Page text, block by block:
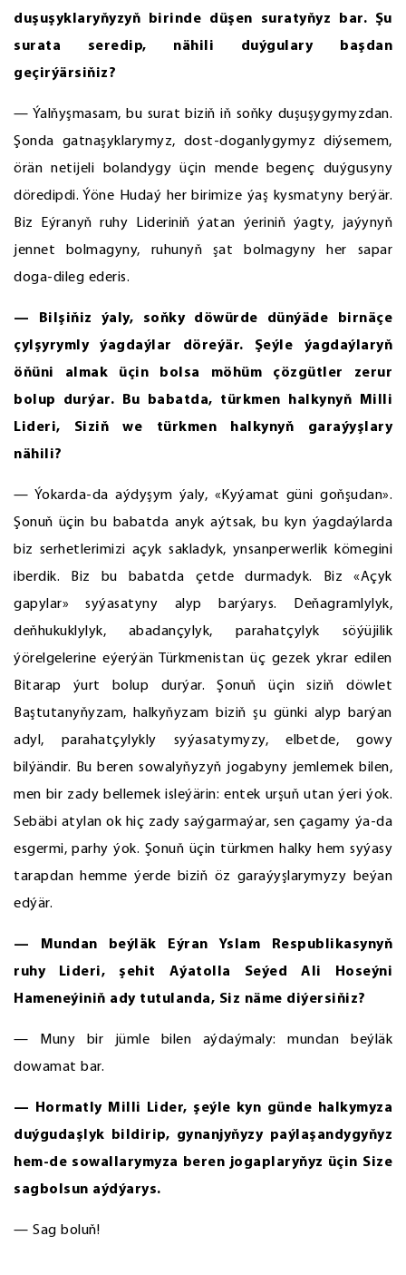
duşuşyklaryňyzyň birinde düşen suratyňyz bar. Şu
surata seredip, nähili duýgulary başdan
geçirýärsiňiz?
— Ýalňyşmasam, bu surat biziň iň soňky duşuşygymyzdan.
Şonda gatnaşyklarymyz, dost-doganlygymyz diýsemem,
örän netijeli bolandygy üçin mende begenç duýgusyny
döredipdi. Ýöne Hudaý her birimize ýaş kysmatyny berýär.
Biz Eýranyň ruhy Lideriniň ýatan ýeriniň ýagty, jaýynyň
jennet bolmagyny, ruhunyň şat bolmagyny her sapar
doga-dileg ederis.
— Bilşiňiz ýaly, soňky döwürde dünýäde birnäçe
çylşyrymly ýagdaýlar döreýär. Şeýle ýagdaýlaryň
öňüni almak üçin bolsa möhüm çözgütler zerur
bolup durýar. Bu babatda, türkmen halkynyň Milli
Lideri, Siziň we türkmen halkynyň garaýyşlary
nähili?
— Ýokarda-da aýdyşym ýaly, «Kyýamat güni goňşudan».
Şonuň üçin bu babatda anyk aýtsak, bu kyn ýagdaýlarda
biz serhetlerimizi açyk sakladyk, ynsanperwerlik kömegini
iberdik. Biz bu babatda çetde durmadyk. Biz «Açyk
gapylar» syýasatyny alyp barýarys. Deňagramlylyk,
deňhukuklylyk, abadançylyk, parahatçylyk söýüjilik
ýörelgelerine eýerýän Türkmenistan üç gezek ykrar edilen
Bitarap ýurt bolup durýar. Şonuň üçin siziň döwlet
Baştutanyňyzam, halkyňyzam biziň şu günki alyp barýan
adyl, parahatçylykly syýasatymyzy, elbetde, gowy
bilýändir. Bu beren sowalyňyzyň jogabyny jemlemek bilen,
men bir zady bellemek isleýärin: entek urşuň utan ýeri ýok.
Sebäbi atylan ok hiç zady saýgarmaýar, sen çagamy ýa-da
esgermi, parhy ýok. Şonuň üçin türkmen halky hem syýasy
tarapdan hemme ýerde biziň öz garaýyşlarymyzy beýan
edýär.
— Mundan beýläk Eýran Yslam Respublikasynyň
ruhy Lideri, şehit Aýatolla Seýed Ali Hoseýni
Hameneýiniň ady tutulanda, Siz näme diýersiňiz?
— Muny bir jümle bilen aýdaýmaly: mundan beýläk
dowamat bar.
— Hormatly Milli Lider, şeýle kyn günde halkymyza
duýgudaşlyk bildirip, gynanjyňyzy paýlaşandygyňyz
hem-de sowallarymyza beren jogaplaryňyz üçin Size
sagbolsun aýdýarys.
— Sag boluň!